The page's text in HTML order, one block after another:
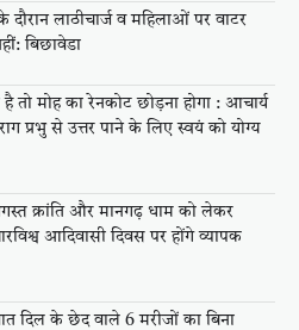
दौरान लाठीचार्ज व महिलाओं पर वाटर
बिछावेडा
तो मोह का रेनकोट छोड़ना होगा : आचार्य
प्रभु से उत्तर पाने के लिए स्वयं को योग्य
क्रांति और मानगढ़ धाम को लेकर
आदिवासी दिवस पर होंगे व्यापक
दिल के छेद वाले 6 मरीजों का बिना